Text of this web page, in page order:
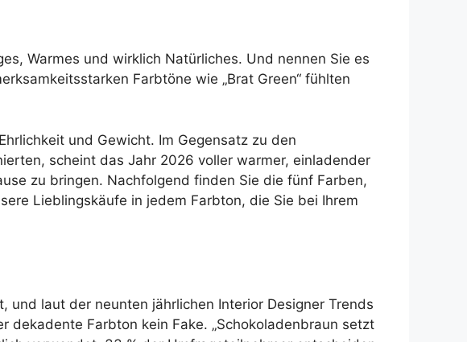
Warmes und wirklich Natürliches. Und nennen Sie es
Farbtöne wie „Brat Green“ fühlten
und Gewicht. Im Gegensatz zu den
scheint das Jahr 2026 voller warmer, einladender
zu bringen. Nachfolgend finden Sie die fünf Farben,
Lieblingskäufe in jedem Farbton, die Sie bei Ihrem
laut der neunten jährlichen Interior Designer Trends
Farbton kein Fake. „Schokoladenbraun setzt